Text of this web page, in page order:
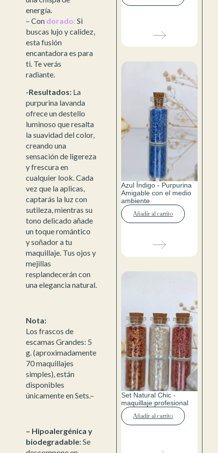
energía.
– Con dorado: Si
buscas lujo y calidez,
esta fusión
encantadora es para
ti. Te verás
radiante.
-Resultados: La
purpurina lavanda
ofrece un destello
luminoso que resalta
la suavidad del color,
creando una
sensación de ligereza
y frescura en
cualquier look. Cada
vez que la aplicas,
captarás la luz con
sutileza, mientras su
tono delicado añade
un toque romántico
y soñador a tu
maquillaje. Tus ojos y
mejillas
resplandecerán con
una elegancia natural.
Nota:
Los frascos de
escamas Grandes: 5
g. (aproximadamente
70 maquillajes
simples), están
disponibles
únicamente en Sets.–
– Hipoalergénica y
biodegradable: Se
Azul Índigo - Purpurina
Amigable con el medio
ambiente
Añadir al carrito
Set Natural Chic -
maquillaje profesional
Añadir al carrito